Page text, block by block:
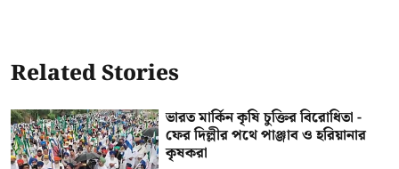
Related Stories
ভারত মার্কিন কৃষি চুক্তির বিরোধিতা -
ফের দিল্লীর পথে পাঞ্জাব ও হরিয়ানার
কৃষকরা